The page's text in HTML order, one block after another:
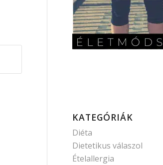
KATEGÓRIÁK
Diéta
Dietetikus válaszol
Ételallergia